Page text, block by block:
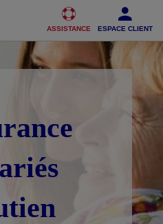
au Pied de page
ASSISTANCE ESPACE CLIENT